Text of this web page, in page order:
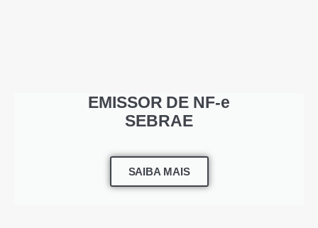
EMISSOR DE NF-e
SEBRAE
SAIBA MAIS